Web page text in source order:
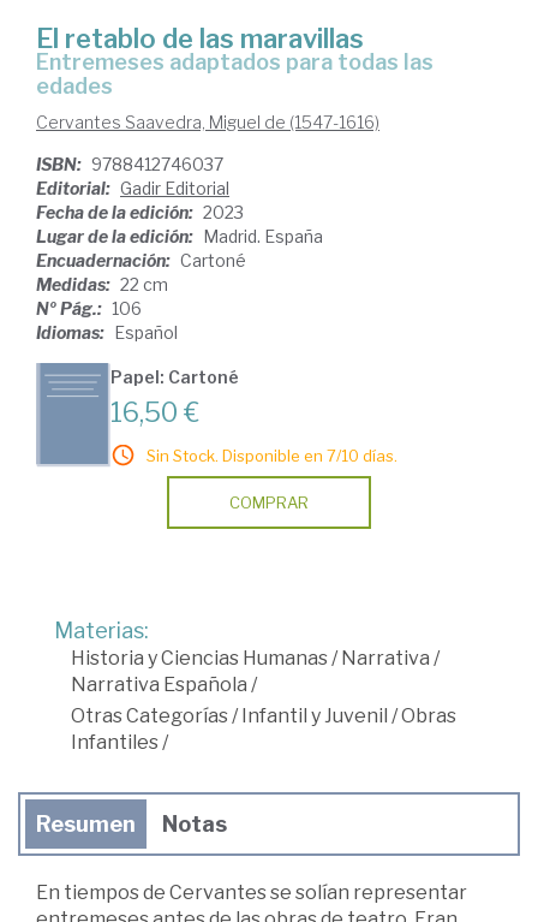
El retablo de las maravillas
Entremeses adaptados para todas las
edades
Cervantes Saavedra, Miguel de (1547-1616)
ISBN: 9788412746037
Editorial: Gadir Editorial
Fecha de la edición: 2023
Lugar de la edición: Madrid. España
Encuadernación: Cartoné
Medidas: 22 cm
Nº Pág.: 106
Idiomas: Español
Papel: Cartoné
16,50 €
Sin Stock. Disponible en 7/10 días.
COMPRAR
Materias:
Historia y Ciencias Humanas /Narrativa /
Narrativa Española /
Otras Categorías /Infantil y Juvenil /Obras
Infantiles /
Resumen Notas
En tiempos de Cervantes se solían representar